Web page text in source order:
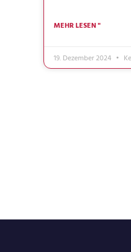
MEHR LESEN "
19. Dezember 2024